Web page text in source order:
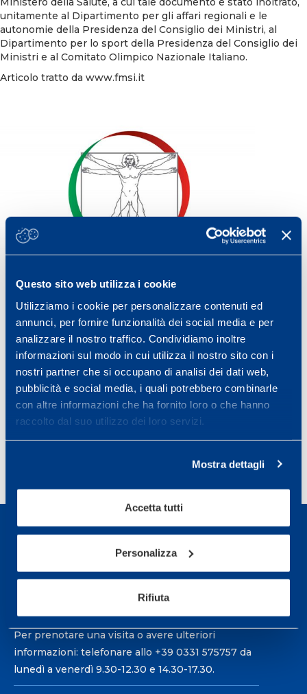
Questo sito web utilizza i cookie
Utilizziamo i cookie per personalizzare contenuti ed
annunci, per fornire funzionalità dei social media e per
analizzare il nostro traffico. Condividiamo inoltre
informazioni sul modo in cui utilizza il nostro sito con i
nostri partner che si occupano di analisi dei dati web,
pubblicità e social media, i quali potrebbero combinarle
con altre informazioni che ha fornito loro o che hanno
raccolto dal suo utilizzo dei loro servizi.
Mostra dettagli
Accetta tutti
Personalizza
Rifiuta
unitamente al Dipartimento per gli affari regionali e le
autonomie della Presidenza del Consiglio dei Ministri, al
Dipartimento per lo sport della Presidenza del Consiglio dei
Ministri e al Comitato Olimpico Nazionale Italiano.
Articolo tratto da www.fmsi.it
FMSI PROTOCOLLI POST COVID19
RETURN TO PLAY
Condividi
21057 Olgiate Olona (Varese) Italia.
Per prenotare una visita o avere ulteriori
informazioni: telefonare allo +39 0331 575757 da
lunedì a venerdì 9.30-12.30 e 14.30-17.30.